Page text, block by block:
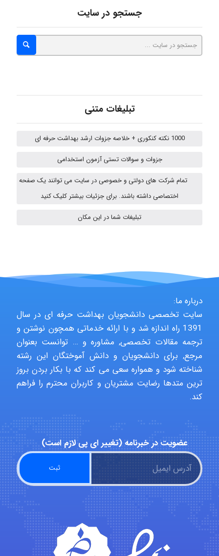
Kati
ehtesham
Poubakhtiari
Alirez0990
hosein abdolvand
Kati
emami
ehtesham
جستجو در سایت
تبلیغات متنی
1000 نکته کنکوری + خلاصه جزوات ارشد بهداشت حرفه ای
جزوات و سوالات تستی آزمون استخدامی
تمام شرکت های دولتی و خصوصی در سایت می توانند یک صفحه
اختصاصی داشته باشند. برای جزئیات بیشتر کلیک کنید
تبلیغات شما در این مکان
درباره ما:
سایت تخصصی دانشجویان بهداشت حرفه ای در سال
1391 راه اندازه شد و با ارائه خدماتی همچون نوشتن و
ترجمه مقالات تخصصی, مشاوره و … توانست بعنوان
مرجع, برای دانشجویان و دانش آموختگان این رشته
شناخته شود و همواره سعی می کند که با بکار بردن بروز
ترین متدها رضایت مشتریان و کاربران محترم را فراهم
کند.
عضویت در خبرنامه (تغییر ای پی لازم است)